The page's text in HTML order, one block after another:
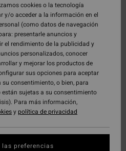
cookies o la tecnología
y/o acceder a la información en el
(como datos de navegación
presentarle anuncios y
el rendimiento de la publicidad y
personalizados, conocer
y mejorar los productos de
sus opciones para aceptar
consentimiento, o bien, para
sujetas a su consentimiento
Para más información,
ypolítica de privacidad
preferencias